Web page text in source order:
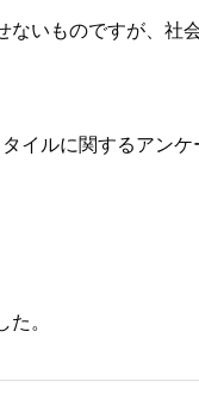
いものですが、社
イルに関するアン
。